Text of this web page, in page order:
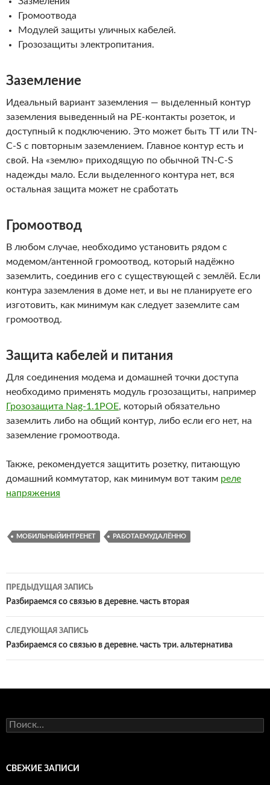
Громоотвода
Модулей защиты уличных кабелей.
Грозозащиты электропитания.
Заземление
Идеальный вариант заземления — выделенный контур
заземления выведенный на PE-контакты розеток, и
доступный к подключению. Это может быть TT или TN-
C-S с повторным заземлением. Главное контур есть и
свой. На «землю» приходящую по обычной TN-C-S
надежды мало. Если выделенного контура нет, вся
остальная защита может не сработать
Громоотвод
В любом случае, необходимо установить рядом с
модемом/антенной громоотвод, который надёжно
заземлить, соединив его с существующей с землёй. Если
контура заземления в доме нет, и вы не планируете его
изготовить, как минимум как следует заземлите сам
громоотвод.
Защита кабелей и питания
Для соединения модема и домашней точки доступа
необходимо применять модуль грозозащиты, например
Грозозащита Nag-1.1POE, который обязательно
заземлить либо на общий контур, либо если его нет, на
заземление громоотвода.
Также, рекомендуется защитить розетку, питающую
домашний коммутатор, как минимум вот таким реле
напряжения
МОБИЛЬНЫЙИНТРЕНЕТ РАБОТАЕМУДАЛЁННО
Навигация
по
записям
ПРЕДЫДУЩАЯ ЗАПИСЬ
Разбираемся со связью в деревне. часть вторая
СЛЕДУЮЩАЯ ЗАПИСЬ
Разбираемся со связью в деревне. часть три. альтернатива
Найти:
СВЕЖИЕ ЗАПИСИ